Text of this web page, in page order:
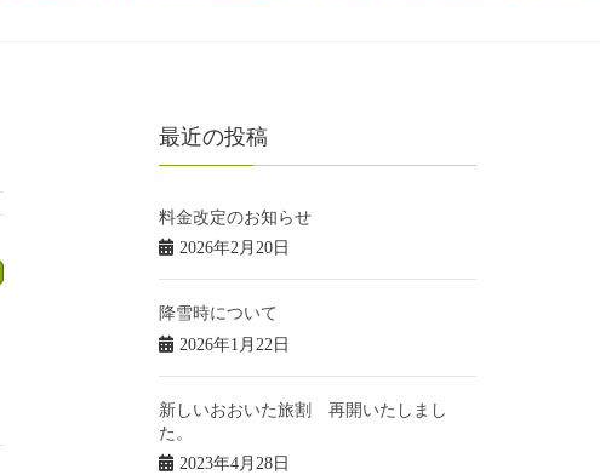
最近の投稿
料金改定のお知らせ
2026年2月20日
降雪時について
2026年1月22日
新しいおおいた旅割 再開いたしまし
た。
2023年4月28日